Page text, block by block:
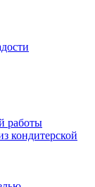
работы
кондитерской